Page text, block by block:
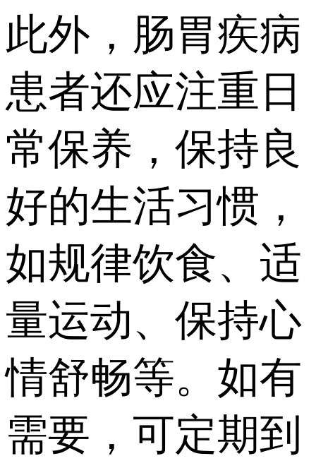
此外，肠胃疾病
患者还应注重日
常保养，保持良
好的生活习惯，
如规律饮食、适
量运动、保持心
情舒畅等。如有
需要，可定期到